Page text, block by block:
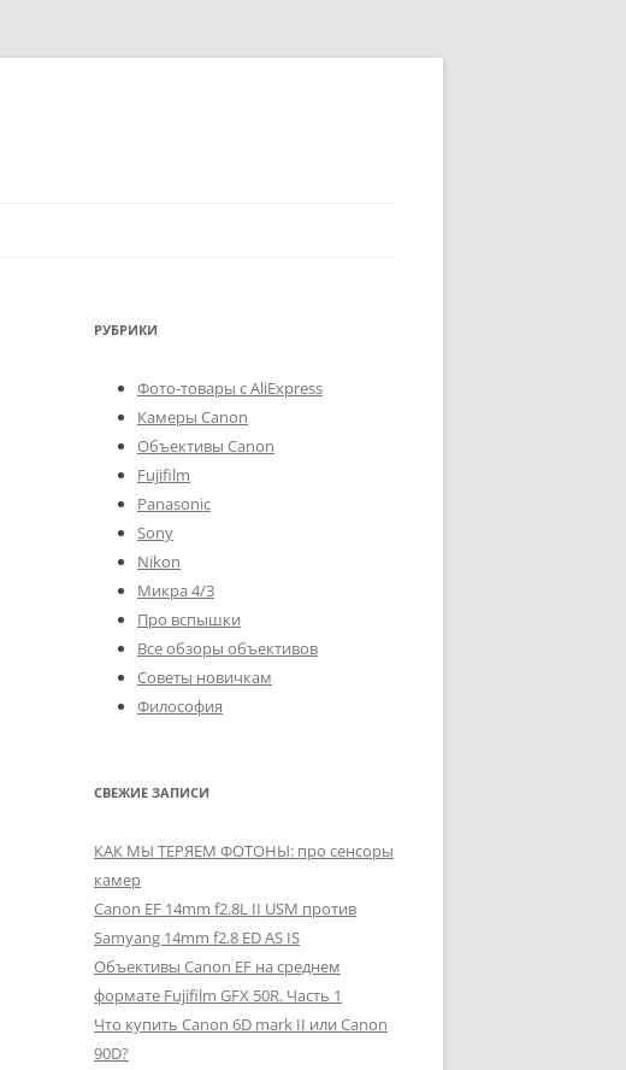
РУБРИКИ
Фото-товары с AliExpress
Камеры Canon
Объективы Canon
Fujifilm
Panasonic
Sony
Nikon
Микра 4/3
Про вспышки
Все обзоры объективов
Советы новичкам
Философия
СВЕЖИЕ ЗАПИСИ
КАК МЫ ТЕРЯЕМ ФОТОНЫ: про сенсоры
камер
Canon EF 14mm f2.8L II USM против
Samyang 14mm f2.8 ED AS IS
Объективы Canon EF на среднем
формате Fujifilm GFX 50R. Часть 1
Что купить Canon 6D mark II или Canon
90D?